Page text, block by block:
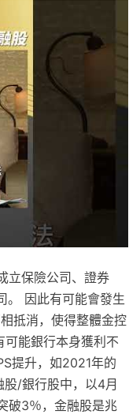
立保險公司、證券
。 因此有可能會發生
抵消，使得整體金控
能銀行本身獲利不
提升，如2021年的
/銀行股中，以4月
破3％，金融股是兆